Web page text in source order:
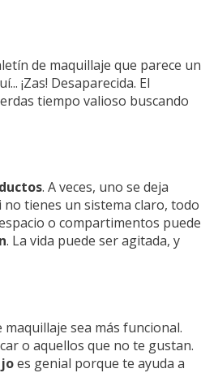
de maquillaje que parece un
¡Zas! Desaparecida. El
tiempo valioso buscando
. A veces, uno se deja
no tienes un sistema claro, todo
o compartimentos puede
. La vida puede ser agitada, y
sea más funcional.
o aquellos que no te gustan.
es genial porque te ayuda a